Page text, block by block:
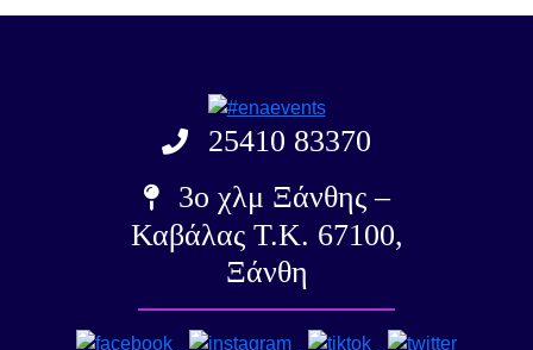
25410 83370
3ο χλμ Ξάνθης –
Καβάλας Τ.Κ. 67100,
Ξάνθη